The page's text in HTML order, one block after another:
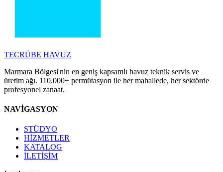
TECRÜBE HAVUZ
Marmara Bölgesi'nin en geniş kapsamlı havuz teknik servis ve
üretim ağı. 110.000+ permütasyon ile her mahallede, her sektörde
profesyonel zanaat.
NAVİGASYON
STÜDYO
HİZMETLER
KATALOG
İLETİŞİM